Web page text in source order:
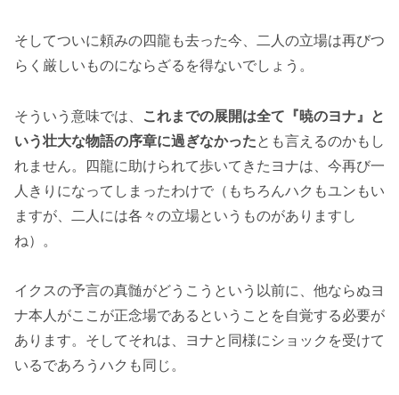
そしてついに頼みの四龍も去った今、二人の立場は再びつ
らく厳しいものにならざるを得ないでしょう。
そういう意味では、
これまでの展開は全て『暁のヨナ』と
いう壮大な物語の序章に過ぎなかったとも言えるのかもし
れません。四龍に助けられて歩いてきたヨナは、今再び一
人きりになってしまったわけで（もちろんハクもユンもい
ますが、二人には各々の立場というものがありますし
ね）。
イクスの予言の真髄がどうこうという以前に、他ならぬヨ
ナ本人がここが正念場であるということを自覚する必要が
あります。そしてそれは、ヨナと同様にショックを受けて
いるであろうハクも同じ。